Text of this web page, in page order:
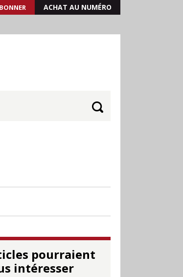
ACHAT AU NUMÉRO
pourraient
intéresser